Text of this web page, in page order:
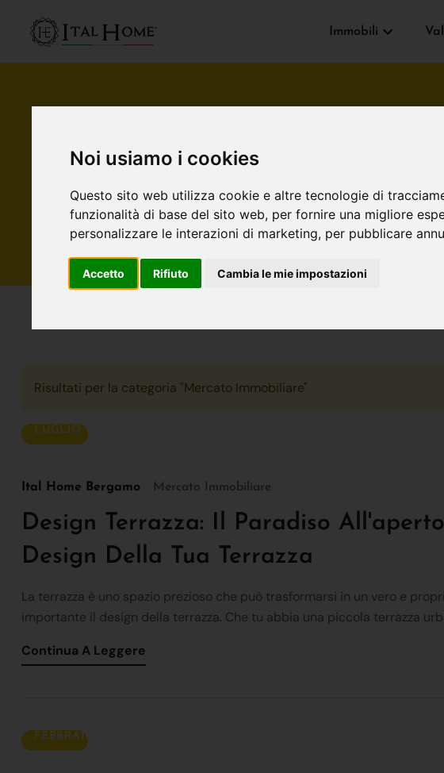
Noi usiamo i cookies
Questo sito web utilizza cookie e altre tecnologie di
funzionalità di base del sito web, per fornire una migliore
personalizzare le interazioni di marketing, per pubblicare
Accetto Rifiuto Cambia le mie impostazioni
Immobili
Risultati per la categoria "Mercato Immobiliare"
LUGLIO
Ital Home Bergamo Mercato Immobiliare
Design Terrazza: Il Paradiso
Design Della Tua Terrazza
La terrazza è uno spazio prezioso che può trasformarsi in un vero e
importante il design della terrazza. Che tu abbia una piccola terrazza
Continua A Leggere
FEBBRAIO